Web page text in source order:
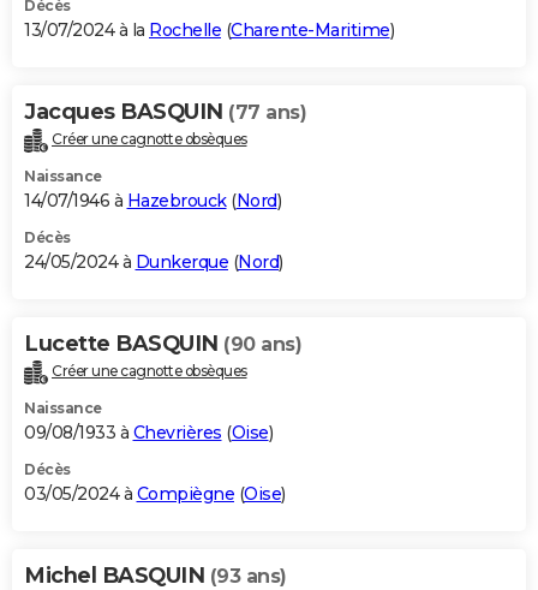
Décès
13/07/2024 à la Rochelle (Charente-Maritime)
Jacques BASQUIN (77 ans)
Créer une cagnotte obsèques
Naissance
14/07/1946 à Hazebrouck(Nord)
Décès
24/05/2024 à Dunkerque (Nord)
Lucette BASQUIN (90 ans)
Créer une cagnotte obsèques
Naissance
09/08/1933 à Chevrières (Oise)
Décès
03/05/2024 à Compiègne (Oise)
Michel BASQUIN (93 ans)